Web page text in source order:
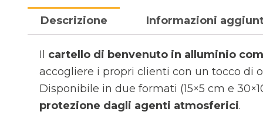
Descrizione Informazioni
Il cartello di benvenuto in alluminio
accogliere i propri clienti con un tocco di
Disponibile in due formati (15×5 cm e
protezione dagli agenti atmosferici.